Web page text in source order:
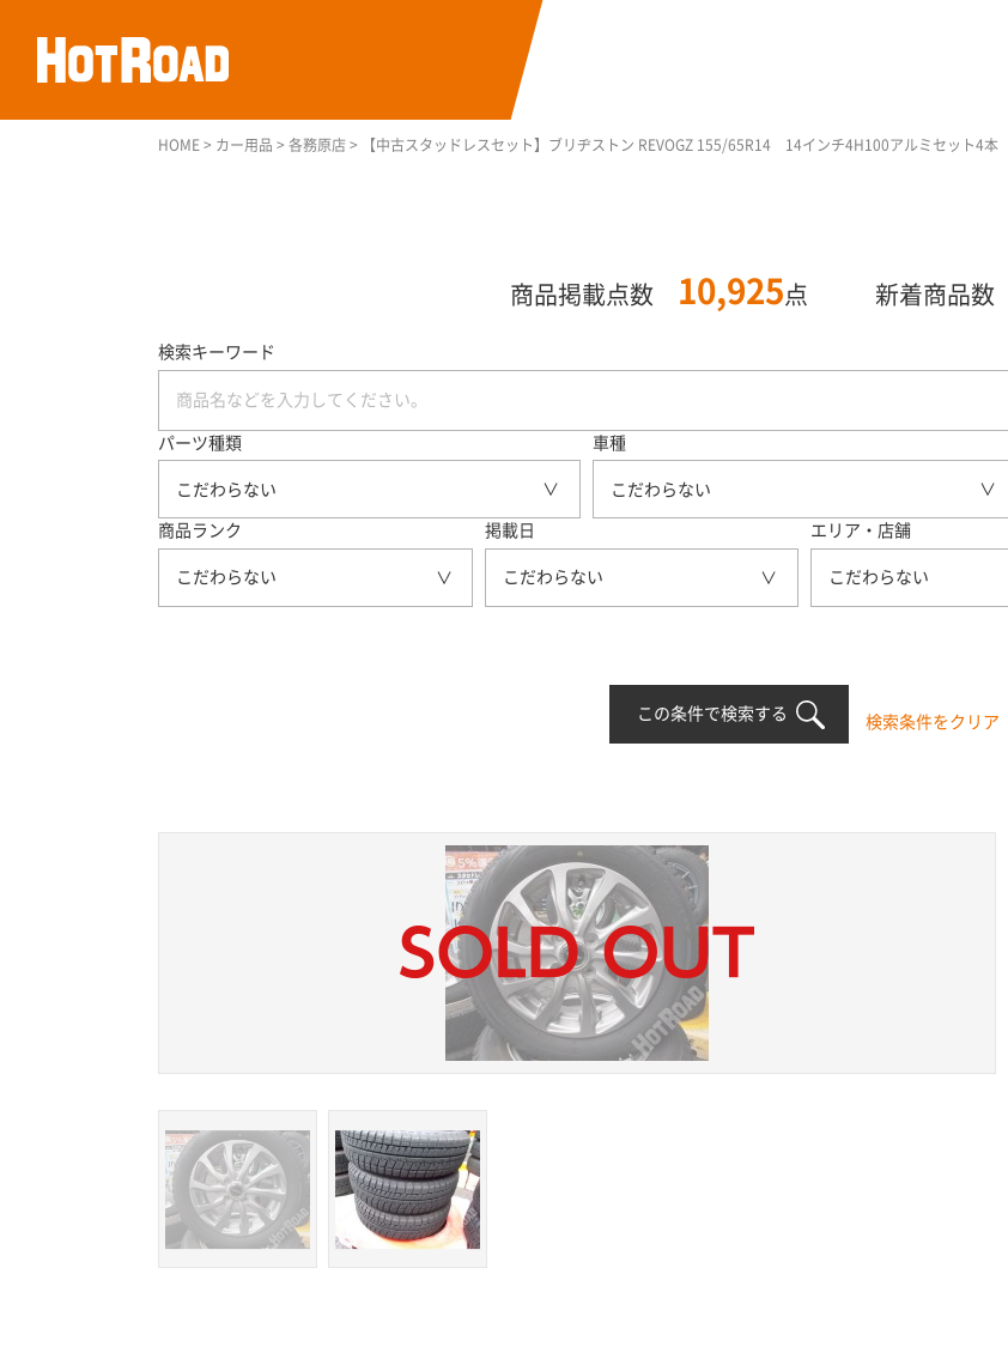
HOME > カー用品 > 各務原店 > 【中古スタッドレスセット】ブリヂストン REVOGZ 155/65R14 14インチ4H100アルミセット4本
商品掲載点数 10,925 点 新着商品数
検索キーワード
パーツ種類
こだわらない
車種
こだわらない
商品ランク
こだわらない
掲載日
こだわらない
エリア・店舗
こだわらない
この条件で検索する 検索条件をクリア